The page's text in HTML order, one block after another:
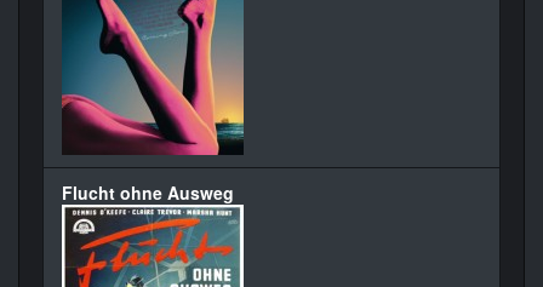
Flucht ohne Ausweg